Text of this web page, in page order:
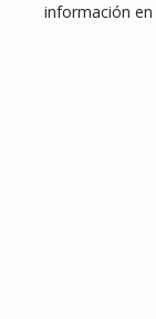
información en